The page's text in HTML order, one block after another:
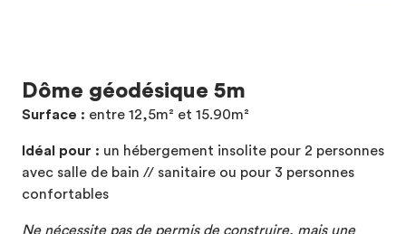
Dôme géodésique 5m
Surface : entre 12,5m² et 15.90m²
Idéal pour : un hébergement insolite pour 2 personnes
avec salle de bain // sanitaire ou pour 3 personnes
confortables
Ne nécessite pas de permis de construire, mais une